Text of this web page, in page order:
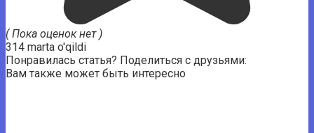
( Пока оценок нет )
314 marta o'qildi
Понравилась статья? Поделиться с друзьями:
Вам также может быть интересно